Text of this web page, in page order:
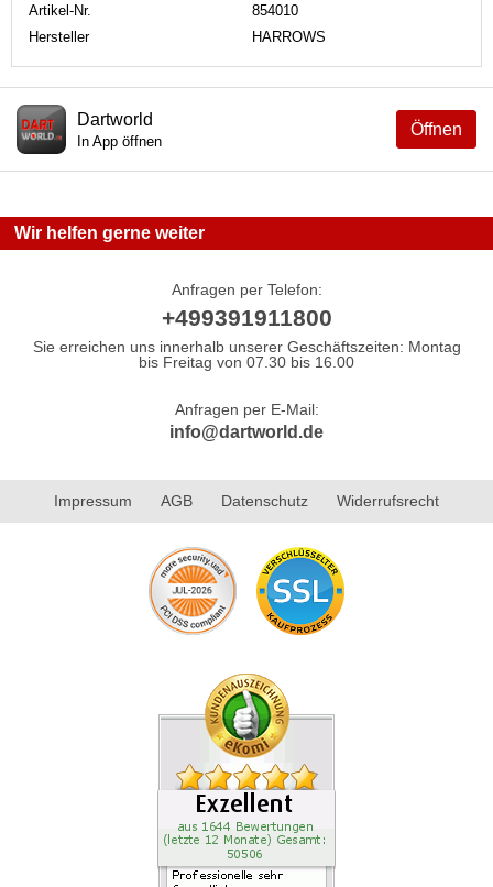
Artikel-Nr.
854010
Hersteller
HARROWS
Öffnen
Dartworld
In App öffnen
Wir helfen gerne weiter
Anfragen per Telefon:
+499391911800
Sie erreichen uns innerhalb unserer Geschäftszeiten: Montag
bis Freitag von 07.30 bis 16.00
Anfragen per E-Mail:
info@dartworld.de
Impressum AGB Datenschutz Widerrufsrecht